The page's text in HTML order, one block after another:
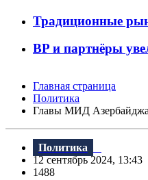
Традиционные
BP и партнёры
Главная страница
Политика
Главы МИД
Политика
12 сентябрь 2024, 13:43
1488